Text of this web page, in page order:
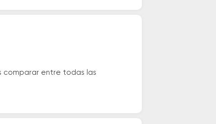
comparar entre todas las